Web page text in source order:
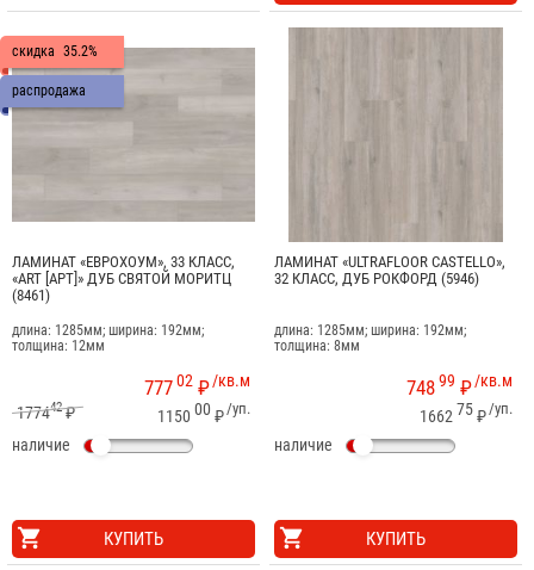
скидка 35.2%
распродажа
ЛАМИНАТ «ЕВРОХОУМ», 33 КЛАСС,
«ART [АРТ]» ДУБ СВЯТОЙ МОРИТЦ
(8461)
длина: 1285мм; ширина: 192мм;
толщина: 12мм
/кв.м
77702 ₽
177442₽ /уп.
1150 00 ₽
наличие
КУПИТЬ
ЛАМИНАТ «ULTRAFLOOR CASTELLO»,
32 КЛАСС, ДУБ РОКФОРД (5946)
длина: 1285мм; ширина: 192мм;
толщина: 8мм
/кв.м
74899 ₽
/уп.
1662 75₽
наличие
КУПИТЬ